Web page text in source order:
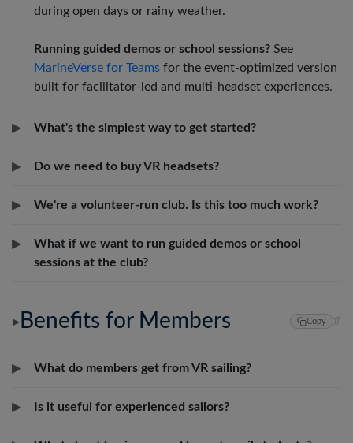
during open days or rainy weather.
Running guided demos or school sessions? See
MarineVerse for Teams for the event-optimized version
built for facilitator-led and multi-headset experiences.
▶ What's the simplest way to get started?
▶ Do we need to buy VR headsets?
▶ We're a volunteer-run club. Is this too much work?
▶
What if we want to run guided demos or school
sessions at the club?
▶ Benefits for Members Copy #
▶ What do members get from VR sailing?
▶ Is it useful for experienced sailors?